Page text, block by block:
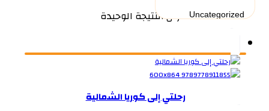
عرض النتيجة الوحيدة
رحلتي إلى كوريا الشمالية